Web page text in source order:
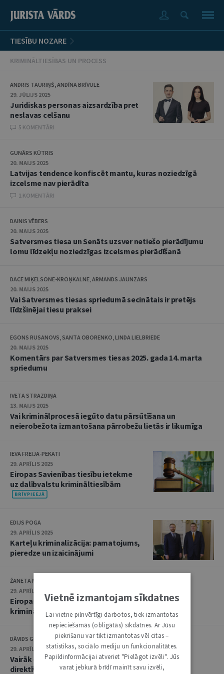
TIESĪBU NOZARE
KRIMINĀLTIESĪBAS UN PROCESS
ANDRIS TAURIŅŠ, ANDĪNA BRĪVULE
29. JŪLIJS 2025
Juridiskas personas aizsardzība pret
neslavas celšanu
5 KOMENTĀRI
GUNĀRS KŪTRIS
20. MAIJS 2025
Latvijas tendence konfiscēt mantu, kuras noziedzīgā
izcelsme nav pierādīta
1 KOMENTĀRI
DAINIS VĒBERS
20. MAIJS 2025
Satversmes tiesa un Senāts uzsver netiešo pierādījumu
lomu līdzekļu noziedzīgas izcelsmes pierādīšanā
DACE MIĶELSONE-KROŅKALNE, ARMANDS JAUNZARS
20. MAIJS 2025
Vai Satversmes tiesas spriedumā secinātais ir pretējs
līdzšinējai tiesu praksei
EGONS RUSANOVS, SANTA OBORENKO, LINDA LIELBRIEDE
20. MAIJS 2025
Komentārs par Satversmes tiesas 2025. gada 14. marta
spriedumu
IVETA STRAZDIŅA
13. MAIJS 2025
Vai kriminālprocesā iegūto datu pārsūtīšana un
neierobežota izmantošana pārrobežu lietās ir likumīga
IEVA FREIJA-PEKATI
29. APRĪLIS 2025
Eiropas Savienības tiesību ietekme
uz dalībvalstu krimināltiesībām
EDIJS POGA
29. APRĪLIS 2025
Karteļu kriminalizācija: pamatojums,
pieredze un izaicinājumi
ŽANETA MIKOSA
29. APRĪLIS 2025
Eiropas Savienībā pieņemts jauns regulējums vides
krimināltiesiskai aizsardzībai
DĀVIDS GUREVIČS
29. APRĪLIS 2025
Vairāk cietušo tiesību kriminālprocesā: jaunās ES
direktīvas priekšlikuma analīze
Vietnē izmantojam sīkdatnes
Lai vietne pilnvērtīgi darbotos, tiek izmantotas
nepieciešamās (obligātās) sīkdatnes. Ar Jūsu
piekrišanu var tikt izmantotas vēl citas –
statistikas, sociālo mediju un funkcionalitātes.
Papildinformācijai atveriet "Pielāgot izvēli". Jūs
varat jebkurā brīdī mainīt savu izvēli,